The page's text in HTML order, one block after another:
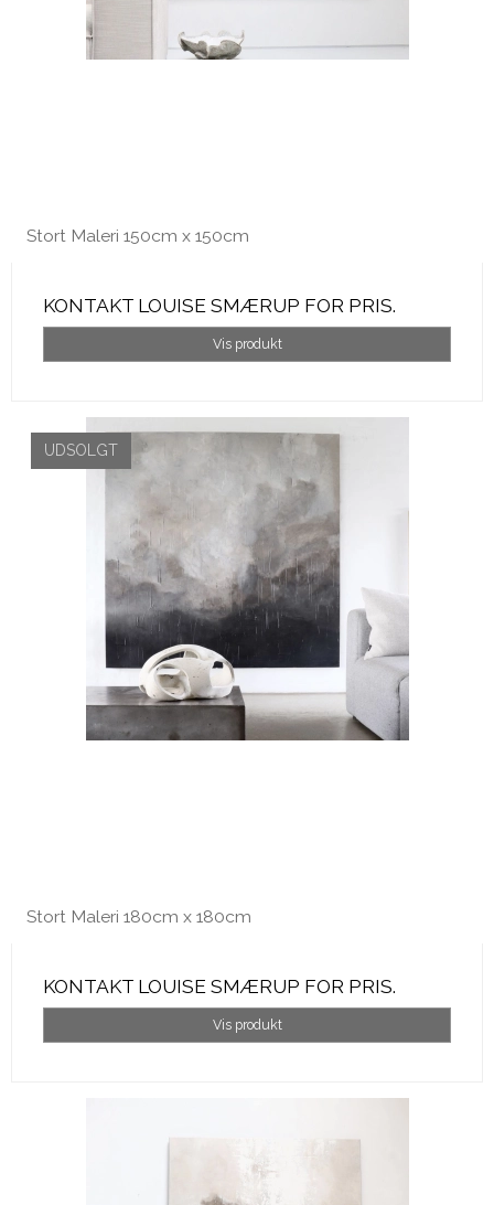
Stort Maleri 150cm x 150cm
KONTAKT LOUISE SMÆRUP FOR PRIS.
Vis produkt
UDSOLGT
Stort Maleri 180cm x 180cm
KONTAKT LOUISE SMÆRUP FOR PRIS.
Vis produkt